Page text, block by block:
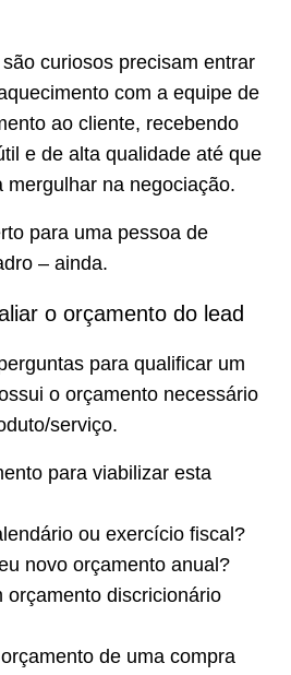
curiosos precisam entrar
com a equipe de
ao cliente, recebendo
e de alta qualidade até que
mergulhar na negociação.
para uma pessoa de
– ainda.
o orçamento do lead
para qualificar um
o orçamento necessário
serviço.
para viabilizar esta
ou exercício fiscal?
novo orçamento anual?
orçamento discricionário
de uma compra